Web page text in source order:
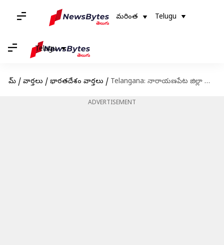
మరింత Telugu
Telugu
హోమ్ / వార్తలు / భారతదేశం వార్తలు / Telangana: నారాయణపేట జిల్లా ప్రభుత్వ ఉన్నత పాఠశాలలో మరోసారి ఫుడ్‌పాయిజన్‌.. 21 మందికి అస్వస్థత
ADVERTISEMENT